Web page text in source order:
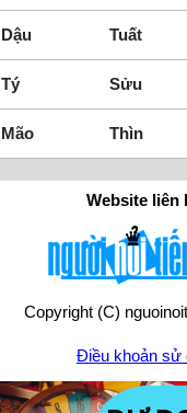
Dậu Tuất
Tý Sửu
Mão Thìn
Website liên
Copyright (C)
Điều khoản sử